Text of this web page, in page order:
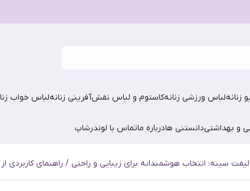
زنانهلباس ورزشی زنانهکاستوم و لباس نقش‌آفرینی زنانهلباس خواب
و بهداشتیدانستنی هادرباره ماتماس با لوندرشاپ
سینه: انتخاب هوشمندانه برای زیبایی و راحتی / راهنمای کاربردی